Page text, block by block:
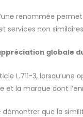
renommée
services non
globale
L.711-3,
et la marque dont
démontrer que la